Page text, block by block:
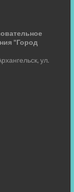
"Город
ул.